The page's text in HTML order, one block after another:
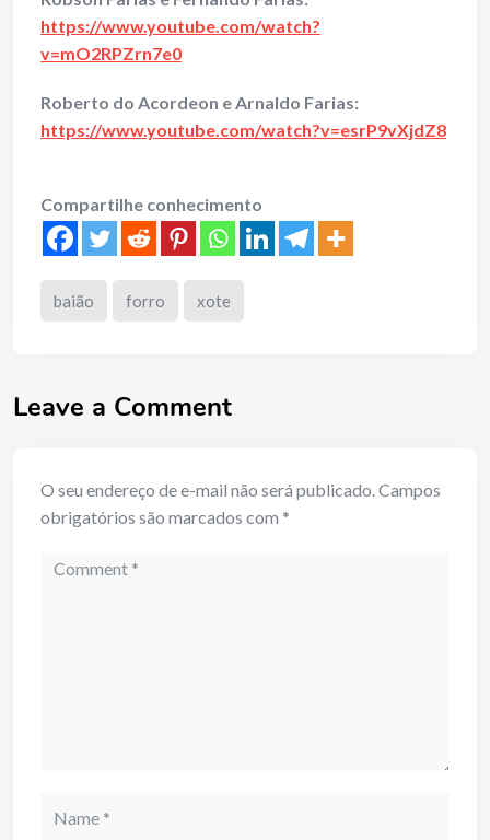
https://www.youtube.com/watch?
v=mO2RPZrn7e0
Roberto do Acordeon e Arnaldo Farias:
https://www.youtube.com/watch?v=esrP9vXjdZ8
Compartilhe conhecimento
baião forro xote
Leave a Comment
O seu endereço de e-mail não será publicado.Campos
obrigatórios são marcados com *
Comment